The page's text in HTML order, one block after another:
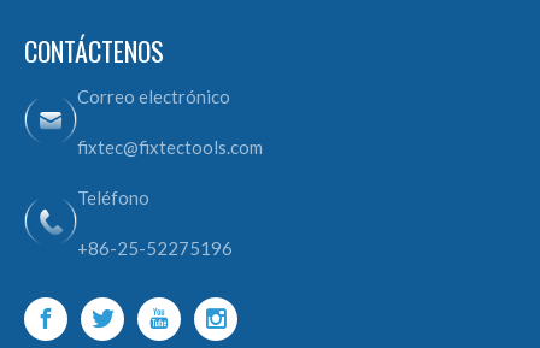
CONTÁCTENOS
Correo electrónico
fixtec@fixtectools.com
Teléfono
+86-25-52275196